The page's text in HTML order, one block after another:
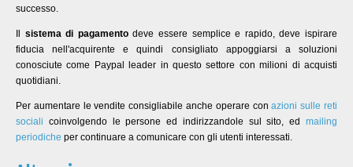
successo.
sistema di pagamentodeve essere semplice e rapido, deve ispirare
fiducia nell'acquirente e quindi consigliato appoggiarsi a soluzioni
conosciute come Paypal leader in questo settore con milioni di acquisti
quotidiani.
Per aumentare le vendite consigliabile anche operare conazioni sulle reti
sociali coinvolgendo le persone ed indirizzandole sul sito, ed mailing
periodiche per continuare a comunicare con gli utenti interessati.